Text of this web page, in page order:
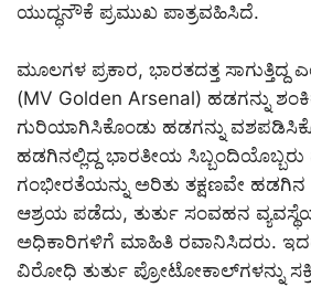
ಯುದ್ಧನೌಕೆ ಪ್ರಮುಖ ಪಾತ್ರವಹಿಸಿದೆ.
ಮೂಲಗಳ ಪ್ರಕಾರ, ಭಾರತದತ್ತ
(MV Golden Arsenal) ಹಡಗನ್ನು
ಗುರಿಯಾಗಿಸಿಕೊಂಡು ಹಡಗನ್ನು
ಹಡಗಿನಲ್ಲಿದ್ದ ಭಾರತೀಯ
ಗಂಭೀರತೆಯನ್ನು ಅರಿತು ತಕ್ಷಣವೇ ಹಡಗಿನ
ಆಶ್ರಯ ಪಡೆದು, ತುರ್ತು ಸಂವಹನ
ಅಧಿಕಾರಿಗಳಿಗೆ ಮಾಹಿತಿ ರವಾನಿಸಿದರು.
ವಿರೋಧಿ ತುರ್ತು ಪ್ರೋಟೋಕಾಲ್‌ಗಳನ್ನು